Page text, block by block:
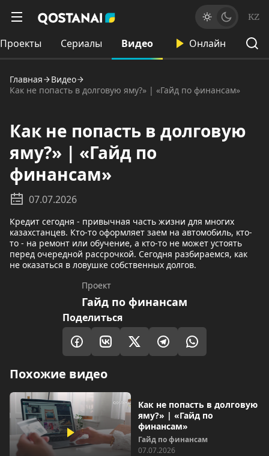
KZ
Проекты Сериалы Видео Онлайн
Главная
Видео
Как не попасть в долговую яму?» | «Гайд по финансам»
Как не попасть в долговую
яму?» | «Гайд по
финансам»
07.07.2026
Кредит сегодня - привычная часть жизни для многих
казахстанцев. Кто-то оформляет заем на автомобиль, кто-
то - на ремонт или обучение, а кто-то не может устоять
перед очередной рассрочкой. Сегодня разбираемся, как
не оказаться в ловушке собственных долгов.
Проект
Гайд по финансам
Поделиться
Похожие видео
Как не попасть в долговую
яму?» | «Гайд по
финансам»
Гайд по финансам
07.07.2026